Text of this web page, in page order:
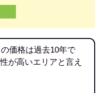
価格は過去10年で
が高いエリアと言え